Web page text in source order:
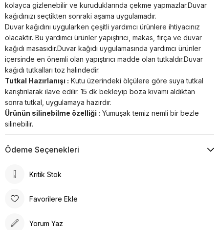
kolayca gizlenebilir ve kuruduklarında çekme yapmazlar.Duvar
kağıdınızı seçtikten sonraki aşama uygulamadır.
Duvar kağıdını uygularken çeşitli yardımcı ürünlere ihtiyacınız
olacaktır. Bu yardımcı ürünler yapıştırıcı, makas, fırça ve duvar
kağıdı masasıdır.Duvar kağıdı uygulamasında yardımcı ürünler
içersinde en önemli olan yapıştırıcı madde olan tutkaldır.Duvar
kağıdı tutkalları toz halindedir.
Tutkal Hazırlanışı : Kutu üzerindeki ölçülere göre suya tutkal
karıştırılarak ilave edilir. 15 dk bekleyip boza kıvamı aldıktan
sonra tutkal, uygulamaya hazırdır.
Ürünün silinebilme özelliği : Yumuşak temiz nemli bir bezle
silinebilir.
Ödeme Seçenekleri
Kritik Stok
Favorilere Ekle
Yorum Yaz